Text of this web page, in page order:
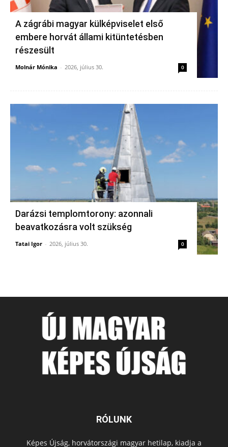
A zágrábi magyar külképviselet első
embere horvát állami kitüntetésben
részesült
Molnár Mónika - 2026, július 30. 0
Darázsi templomtorony: azonnali
beavatkozásra volt szükség
Tatai Igor - 2026, július 30. 0
RÓLUNK
Képes Újság, horvátországi magyar hetilap, kiadja a